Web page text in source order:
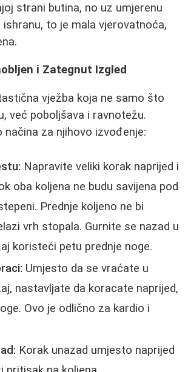
strani butina, no uz umjerenu
ishranu, to je mala vjerovatnoća,
i Zategnut Izgled
vježba koja ne samo što
već poboljšava i ravnotežu.
načina za njihovo izvođenje:
Napravite veliki korak naprijed i
oba koljena ne budu savijena pod
Prednje koljeno ne bi
vrh stopala. Gurnite se nazad u
koristeći petu prednje noge.
Umjesto da se vraćate u
nastavljate da koracate naprijed,
Ovo je odlično za kardio i
Korak unazad umjesto naprijed